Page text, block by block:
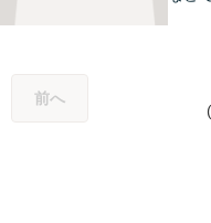
前へ